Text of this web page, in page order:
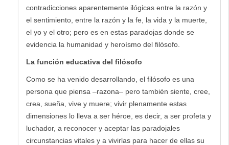
contradicciones aparentemente ilógicas entre la razón y
el sentimiento, entre la razón y la fe, la vida y la muerte,
el yo y el otro; pero es en estas paradojas donde se
evidencia la humanidad y heroísmo del filósofo.
La función educativa del filósofo
Como se ha venido desarrollando, el filósofo es una
persona que piensa –razona– pero también siente, cree,
crea, sueña, vive y muere; vivir plenamente estas
dimensiones lo lleva a ser héroe, es decir, a ser profeta y
luchador, a reconocer y aceptar las paradojales
circunstancias vitales y a vivirlas para hacer de ellas su